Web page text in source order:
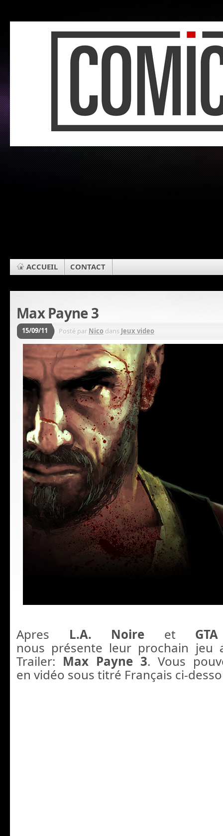
ACCUEIL CONTACT
Max Payne 3
15/09/11 Posté par Nico dans Jeux video
Apres L.A. Noire et
nous présente leur prochain jeu
Trailer: Max Payne 3. Vous
en vidéo sous titré Français ci-